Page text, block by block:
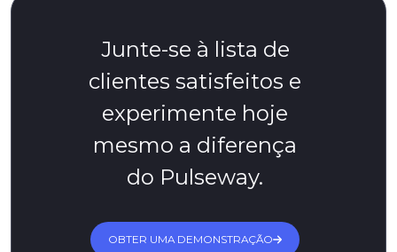
Junte-se à lista de
clientes satisfeitos e
experimente hoje
mesmo a diferença
do Pulseway.
OBTER UMA DEMONSTRAÇÃO